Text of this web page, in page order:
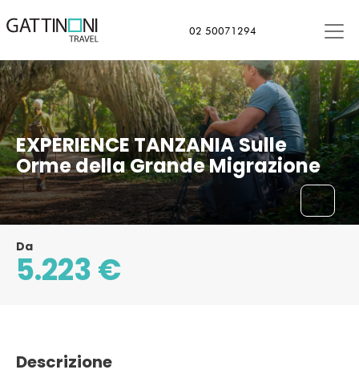
02 50071294
EXPERIENCE TANZANIA Sulle
Orme della Grande Migrazione
Arusha, Tanzania
Da
5.223 €
Descrizione